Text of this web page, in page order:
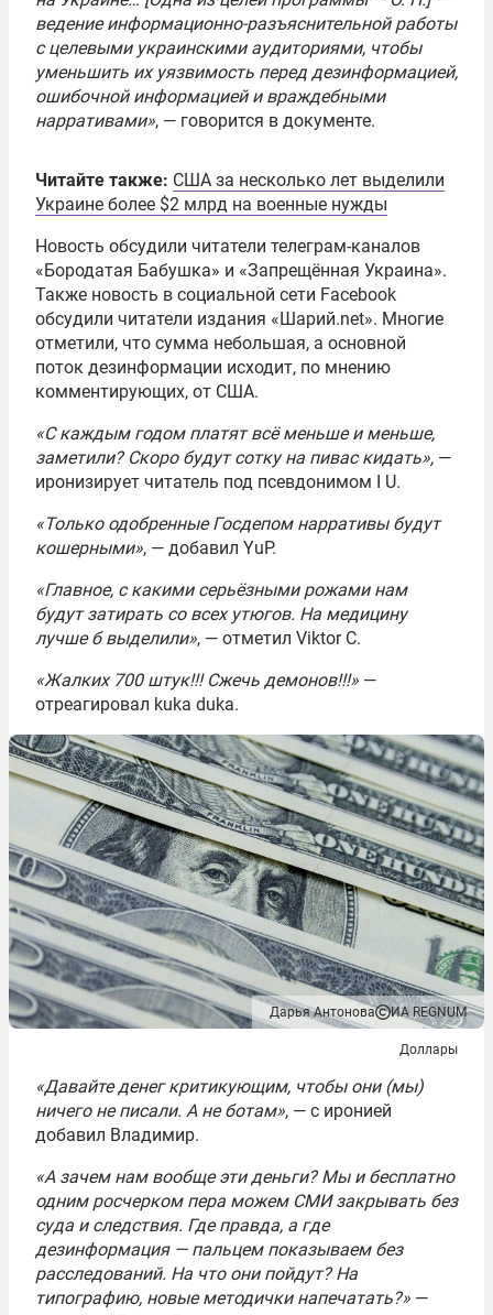
ведение информационно-разъяснительной работы
с целевыми украинскими аудиториями, чтобы
уменьшить их уязвимость перед дезинформацией,
ошибочной информацией и враждебными
нарративами», — говорится в документе.
Читайте также: США за несколько лет выделили
Украине более $2 млрд на военные нужды
Новость обсудили читатели телеграм-каналов
«Бородатая Бабушка» и «Запрещённая Украина».
Также новость в социальной сети Facebook
обсудили читатели издания «Шарий.net». Многие
отметили, что сумма небольшая, а основной
поток дезинформации исходит, по мнению
комментирующих, от США.
«С каждым годом платят всё меньше и меньше,
заметили? Скоро будут сотку на пивас кидать», —
иронизирует читатель под псевдонимом I U.
«Только одобренные Госдепом нарративы будут
кошерными», — добавил YuP.
«Главное, с какими серьёзными рожами нам
будут затирать со всех утюгов. На медицину
лучше б выделили», — отметил Viktor C.
«Жалких 700 штук!!! Сжечь демонов!!!» —
отреагировал kuka duka.
Дарья Антонова ИА REGNUM
Доллары
«Давайте денег критикующим, чтобы они (мы)
ничего не писали. А не ботам», — с иронией
добавил Владимир.
«А зачем нам вообще эти деньги? Мы и бесплатно
одним росчерком пера можем СМИ закрывать без
суда и следствия. Где правда, а где
дезинформация — пальцем показываем без
расследований. На что они пойдут? На
типографию, новые методички напечатать?» —